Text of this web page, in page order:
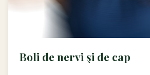
Boli de nervi şi de cap